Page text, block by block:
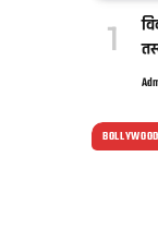
BOLLYWOOD